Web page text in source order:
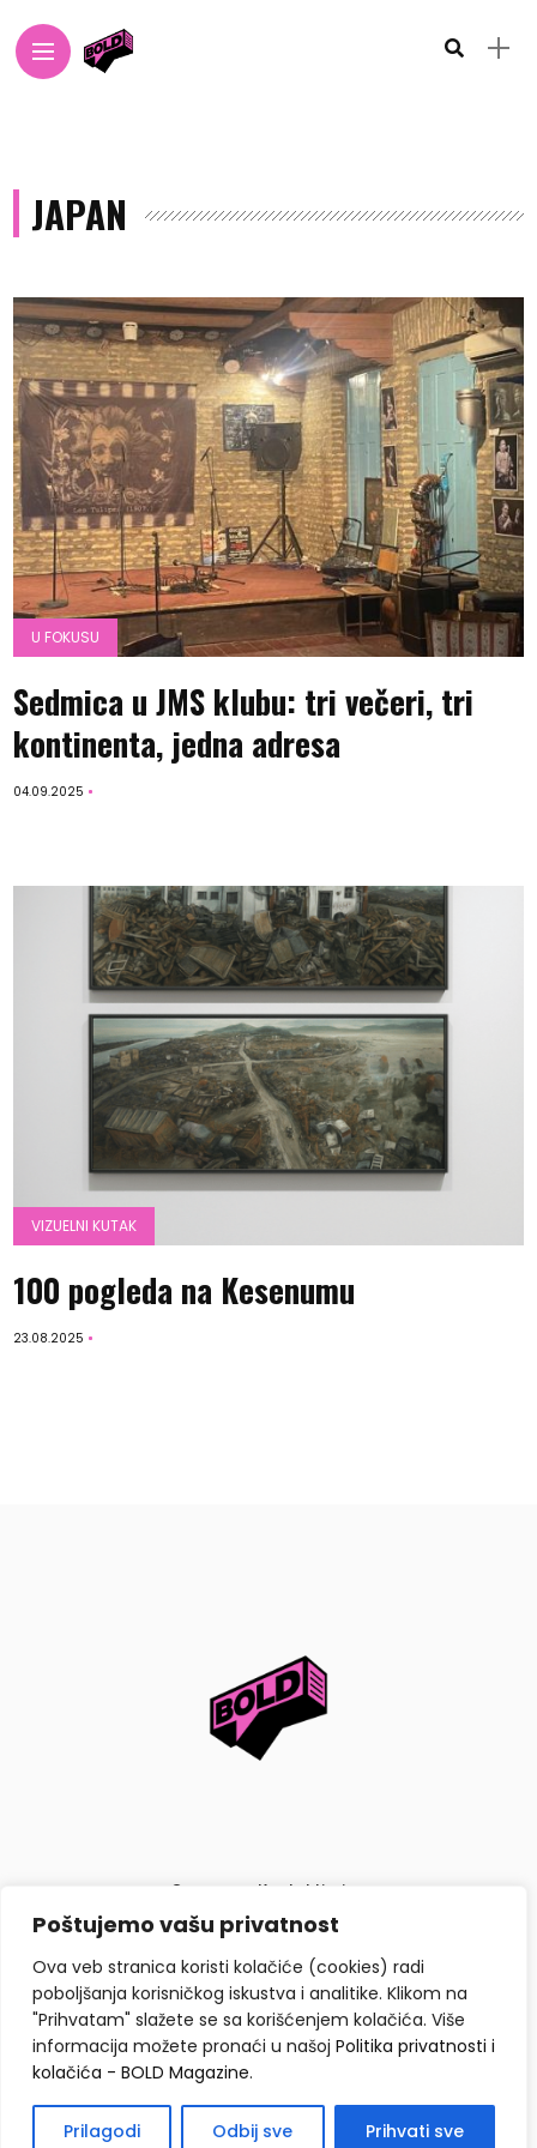
Poštujemo vašu privatnost
Ova veb stranica koristi kolačiće (cookies) radi
poboljšanja korisničkog iskustva i analitike. Klikom na
"Prihvatam" slažete se sa korišćenjem kolačića. Više
informacija možete pronaći u našoj Politika privatnosti i
kolačića - BOLD Magazine.
Prilagodi Odbij sve Prihvati sve
JAPAN
U FOKUSU
Sedmica u JMS klubu: tri večeri, tri
kontinenta, jedna adresa
04.09.2025
VIZUELNI KUTAK
100 pogleda na Kesenumu
23.08.2025
O nama Kontaktiraj nas
Politika privatnosti i kolačića
Copyright © BOLD Magazine 2026. Sva prava zadržana.